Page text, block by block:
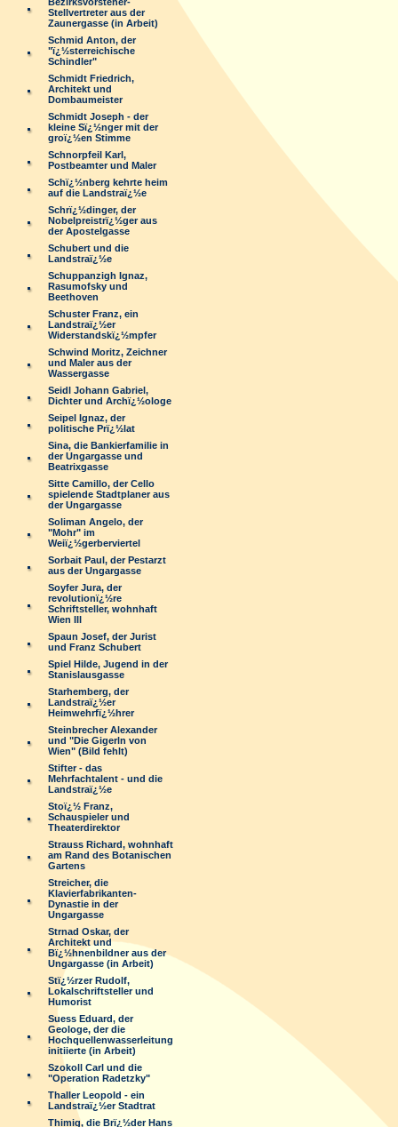
Stellvertreter aus der
Zaunergasse (in Arbeit)
Schmid Anton, der
"ï¿½sterreichische
Schindler"
Schmidt Friedrich,
Architekt und
Dombaumeister
Schmidt Joseph - der
kleine Sï¿½nger mit der
groï¿½en Stimme
Schnorpfeil Karl,
Postbeamter und Maler
Schï¿½nberg kehrte heim
auf die Landstraï¿½e
Schrï¿½dinger, der
Nobelpreistrï¿½ger aus
der Apostelgasse
Schubert und die
Landstraï¿½e
Schuppanzigh Ignaz,
Rasumofsky und
Beethoven
Schuster Franz, ein
Landstraï¿½er
Widerstandskï¿½mpfer
Schwind Moritz, Zeichner
und Maler aus der
Wassergasse
Seidl Johann Gabriel,
Dichter und Archï¿½ologe
Seipel Ignaz, der
politische Prï¿½lat
Sina, die Bankierfamilie in
der Ungargasse und
Beatrixgasse
Sitte Camillo, der Cello
spielende Stadtplaner aus
der Ungargasse
Soliman Angelo, der
"Mohr" im
Weiï¿½gerberviertel
Sorbait Paul, der Pestarzt
aus der Ungargasse
Soyfer Jura, der
revolutionï¿½re
Schriftsteller, wohnhaft
Wien III
Spaun Josef, der Jurist
und Franz Schubert
Spiel Hilde, Jugend in der
Stanislausgasse
Starhemberg, der
Landstraï¿½er
Heimwehrfï¿½hrer
Steinbrecher Alexander
und "Die Gigerln von
Wien" (Bild fehlt)
Stifter - das
Mehrfachtalent - und die
Landstraï¿½e
Stoï¿½ Franz,
Schauspieler und
Theaterdirektor
Strauss Richard, wohnhaft
am Rand des Botanischen
Gartens
Streicher, die
Klavierfabrikanten-
Dynastie in der
Ungargasse
Strnad Oskar, der
Architekt und
Bï¿½hnenbildner aus der
Ungargasse (in Arbeit)
Stï¿½rzer Rudolf,
Lokalschriftsteller und
Humorist
Suess Eduard, der
Geologe, der die
Hochquellenwasserleitung
initiierte (in Arbeit)
Szokoll Carl und die
"Operation Radetzky"
Thaller Leopold - ein
Landstraï¿½er Stadtrat
Thimig, die Brï¿½der Hans